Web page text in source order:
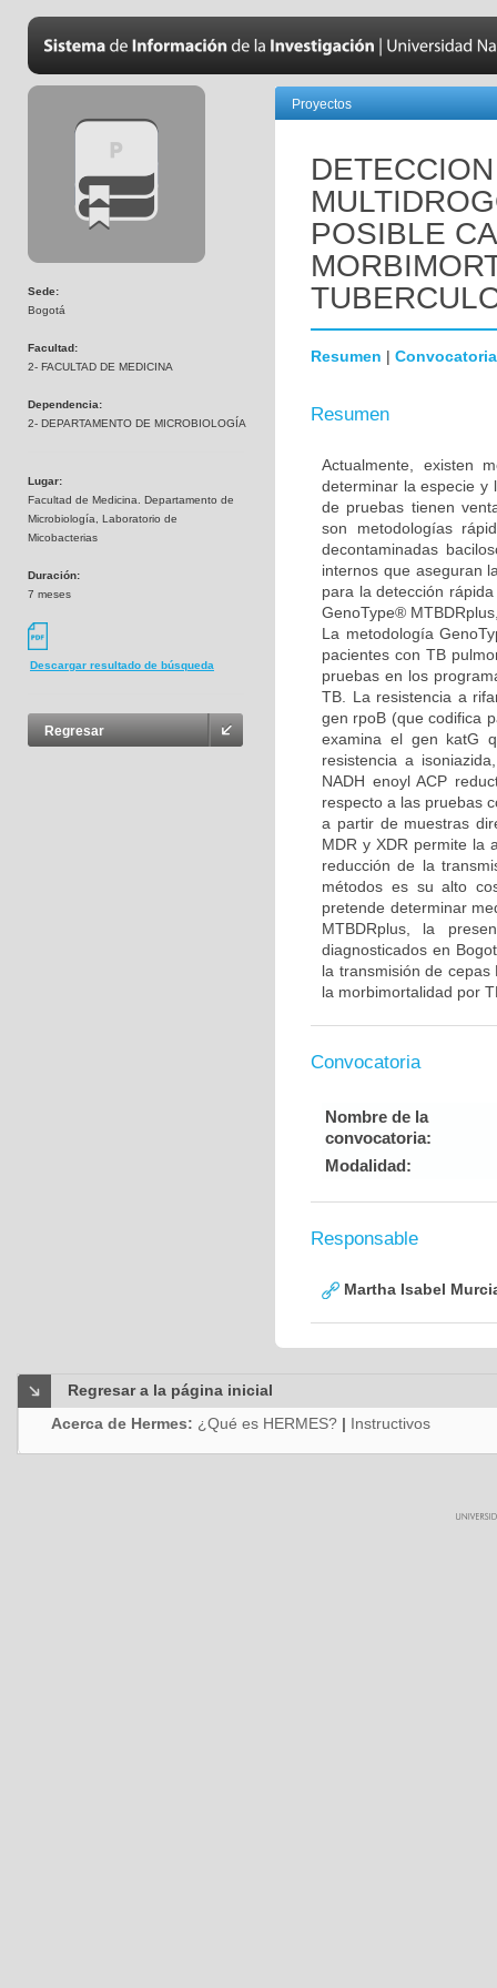
Sede:
Bogotá
Facultad:
2- FACULTAD DE MEDICINA
Dependencia:
2- DEPARTAMENTO DE MICROBIOLOGÍA
Lugar:
Facultad de Medicina. Departamento de
Microbiología, Laboratorio de
Micobacterias
Duración:
7 meses
Descargar resultado de búsqueda
Regresar
Proyectos
POSIBLE
Resumen | Convocatoria
Resumen
Actualmente, existen
determinar la especie y
de pruebas tienen
son metodologías
decontaminadas
internos que aseguran
para la detección
GenoType®
La metodología
pacientes con TB
pruebas en los
TB. La resistencia a
gen rpoB (que codifica
examina el gen katG
resistencia a
NADH enoyl ACP
respecto a las pruebas
a partir de muestras
MDR y XDR permite la
reducción de la
métodos es su alto
pretende determinar
MTBDRplus, la
diagnosticados en
la transmisión de
la morbimortalidad por
Convocatoria
Nombre de la
convocatoria:
Modalidad:
Responsable
Martha Isabel
Regresar a la página inicial
Acerca de Hermes: ¿Qué es HERMES? | Instructivos